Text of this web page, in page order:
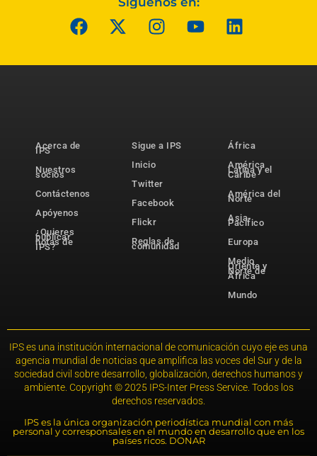
Acerca de
IPS
Nuestros
socios
Contáctenos
Apóyenos
¿Quieres
publicar
notas de
IPS?
Sigue a IPS
Inicio
Twitter
Facebook
Flickr
Reglas de
comunidad
África
América
Latina y el
Caribe
América del
Norte
Asia-
Pacífico
Europa
Medio
Oriente y
Norte de
África
Mundo
IPS es una institución internacional de comunicación cuyo eje es una
agencia mundial de noticias que amplifica las voces del Sur y de la
sociedad civil sobre desarrollo, globalización, derechos humanos y
ambiente. Copyright © 2025 IPS-Inter Press Service. Todos los
derechos reservados.
IPS es la única organización periodística mundial con más
personal y corresponsales en el mundo en desarrollo que en los
países ricos. DONAR